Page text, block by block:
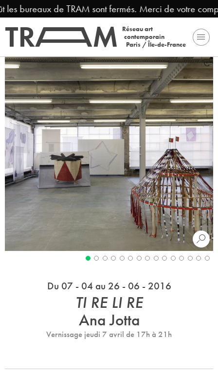
bureaux de TRAM sont fermés. Merci de votre
Réseau art
contemporain
Paris / Île-de-France
Du 07 - 04 au 26 - 06 - 2016
TI RE LI RE
Ana Jotta
Vernissage jeudi 7 avril de 17h à 21h